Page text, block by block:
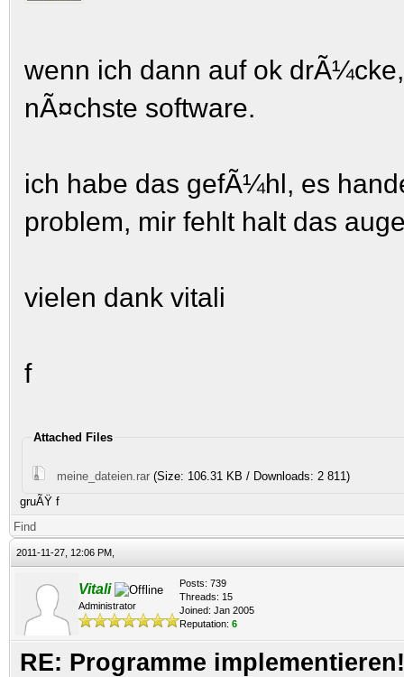
wenn ich dann auf ok
nÃ¤chste software.
ich habe das gefÃ¼hl, es
problem, mir fehlt halt das
vielen dank vitali
f
Attached Files
meine_dateien.rar(Size: 106.31 KB / Downloads: 2 811)
gruÃŸ f
Find
2011-11-27, 12:06 PM,
Vitali
Administrator
Posts: 739
Threads: 15
Joined: Jan 2005
Reputation: 6
RE: Programme